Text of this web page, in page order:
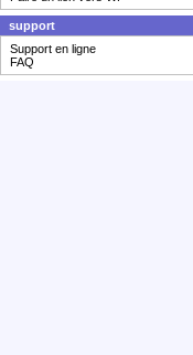
support
Support en ligne
FAQ